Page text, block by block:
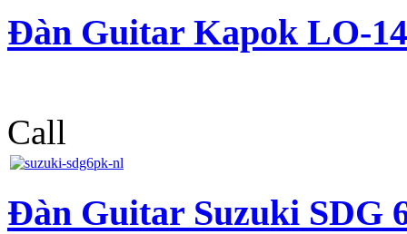
Đàn Guitar Kapok LO-
Call
Đàn Guitar Suzuki SDG